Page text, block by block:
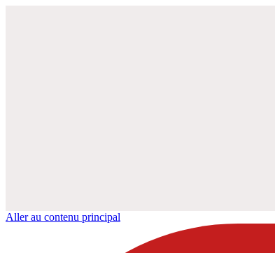
Aller au contenu principal